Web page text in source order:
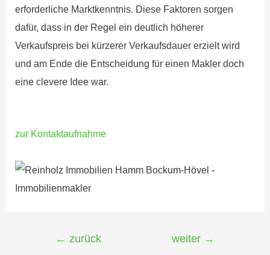
erforderliche Marktkenntnis. Diese Faktoren sorgen
dafür, dass in der Regel ein deutlich höherer
Verkaufspreis bei kürzerer Verkaufsdauer erzielt wird
und am Ende die Entscheidung für einen Makler doch
eine clevere Idee war.
zur Kontaktaufnahme
Beitragsnavigation
← zurück weiter →